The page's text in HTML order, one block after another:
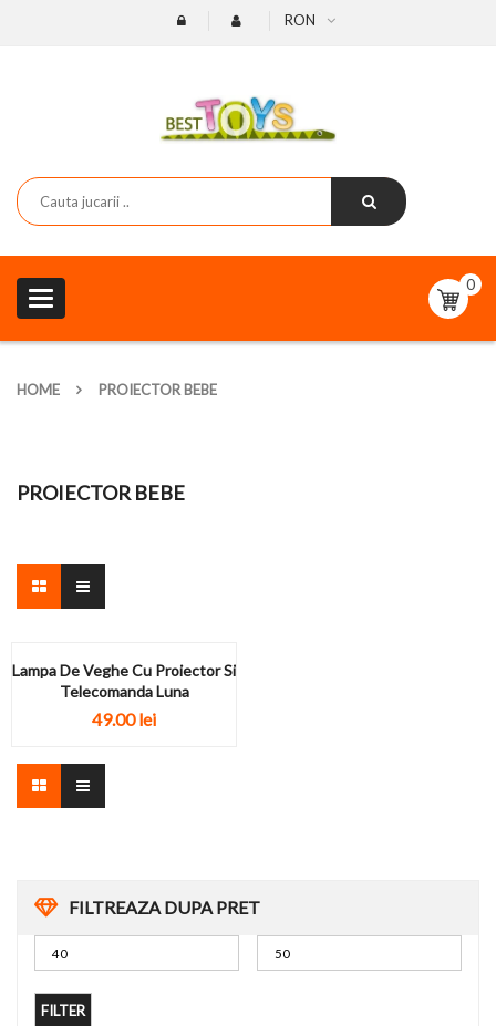
RON
Toggle
navigation
0
HOME PROIECTOR BEBE
FILTREAZA DUPA PRET
FILTER
PROIECTOR BEBE
Lampa De Veghe Cu Proiector Si
Telecomanda Luna
49.00lei